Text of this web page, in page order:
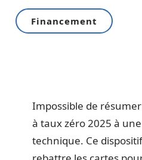
Financement
Impossible de
à taux zéro 2025 à
technique. Ce